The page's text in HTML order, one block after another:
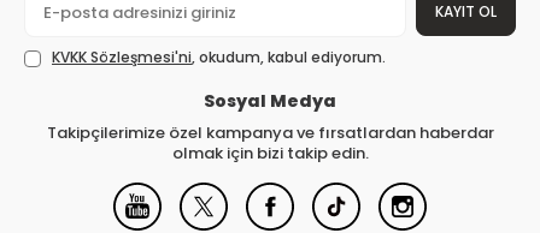
KAYIT OL
KVKK Sözleşmesi'ni, okudum, kabul ediyorum.
Sosyal Medya
Takipçilerimize özel kampanya ve fırsatlardan haberdar
olmak için bizi takip edin.